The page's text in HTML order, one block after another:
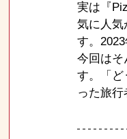
実は『
気に人気
す。
今回はそ
す。「ど
った旅